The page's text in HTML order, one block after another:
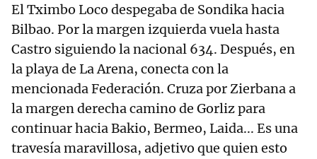
El Tximbo Loco despegaba de Sondika hacia
Bilbao. Por la margen izquierda vuela hasta
Castro siguiendo la nacional 634. Después, en
la playa de La Arena, conecta con la
mencionada Federación. Cruza por Zierbana a
la margen derecha camino de Gorliz para
continuar hacia Bakio, Bermeo, Laida... Es una
travesía maravillosa, adjetivo que quien esto